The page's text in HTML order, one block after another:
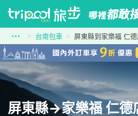
台南包車 屏東縣到家樂福 仁
屏東縣→家樂福 仁德